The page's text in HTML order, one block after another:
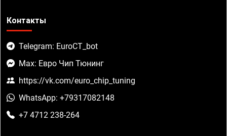
Контакты
Telegram: EuroCT_bot
Max: Евро Чип Тюнинг
https://vk.com/euro_chip_tuning
WhatsApp: +79317082148
+7 4712 238-264